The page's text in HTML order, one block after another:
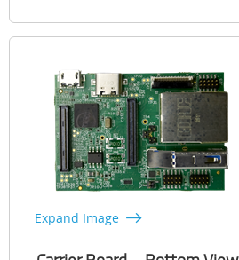
Expand Image